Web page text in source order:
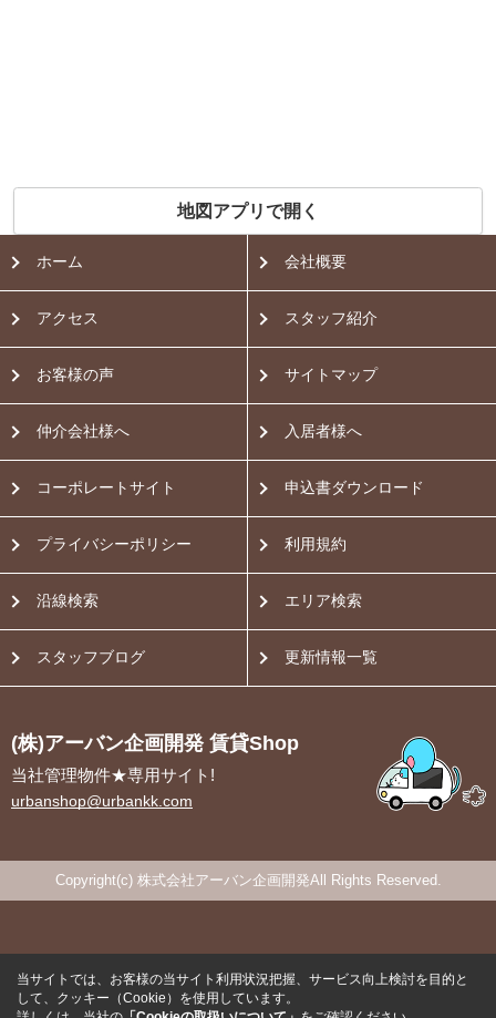
地図アプリで開く
ホーム 会社概要
アクセス スタッフ紹介
お客様の声 サイトマップ
仲介会社様へ 入居者様へ
コーポレートサイト 申込書ダウンロード
プライバシーポリシー 利用規約
沿線検索 エリア検索
スタッフブログ 更新情報一覧
(株)アーバン企画開発 賃貸Shop
当社管理物件★専用サイト!
urbanshop@urbankk.com
Copyright(c) 株式会社アーバン企画開発All Rights Reserved.
当サイトでは、お客様の当サイト利用状況把握、サービス向上検討を目的と
して、クッキー（Cookie）を使用しています。